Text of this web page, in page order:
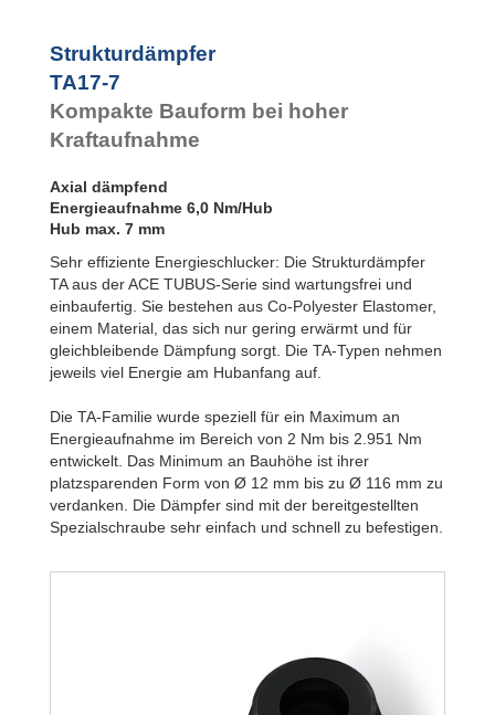
TA98-40
TA116-48
Strukturdämpfer
TA17-7
Kompakte Bauform bei hoher
Kraftaufnahme
Axial dämpfend
Energieaufnahme 6,0 Nm/Hub
Hub max. 7 mm
Sehr effiziente Energieschlucker: Die Strukturdämpfer
TA aus der ACE TUBUS-Serie sind wartungsfrei und
einbaufertig. Sie bestehen aus Co-Polyester Elastomer,
einem Material, das sich nur gering erwärmt und für
gleichbleibende Dämpfung sorgt. Die TA-Typen nehmen
jeweils viel Energie am Hubanfang auf.
Die TA-Familie wurde speziell für ein Maximum an
Energieaufnahme im Bereich von 2 Nm bis 2.951 Nm
entwickelt. Das Minimum an Bauhöhe ist ihrer
platzsparenden Form von Ø 12 mm bis zu Ø 116 mm zu
verdanken. Die Dämpfer sind mit der bereitgestellten
Spezialschraube sehr einfach und schnell zu befestigen.